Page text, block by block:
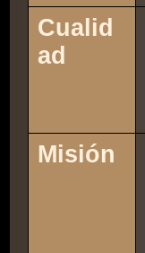
Cualid
ad
Misión